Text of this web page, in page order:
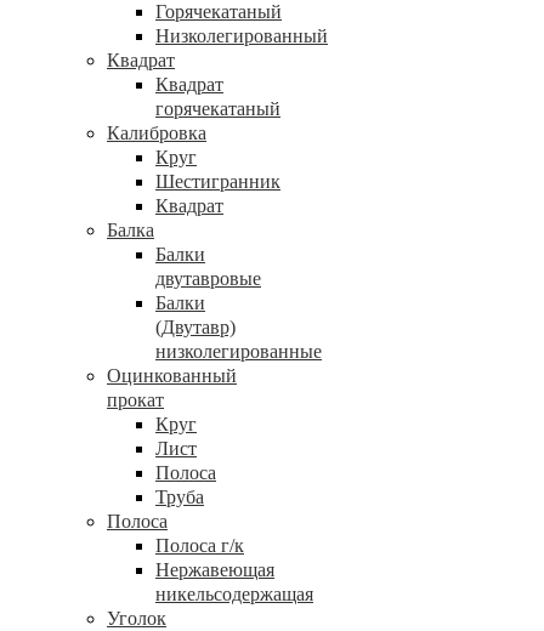
Горячекатаный
Низколегированный
Квадрат
Квадрат
горячекатаный
Калибровка
Круг
Шестигранник
Квадрат
Балка
Балки
двутавровые
Балки
(Двутавр)
низколегированные
Оцинкованный
прокат
Круг
Лист
Полоса
Труба
Полоса
Полоса г/к
Нержавеющая
никельсодержащая
Уголок